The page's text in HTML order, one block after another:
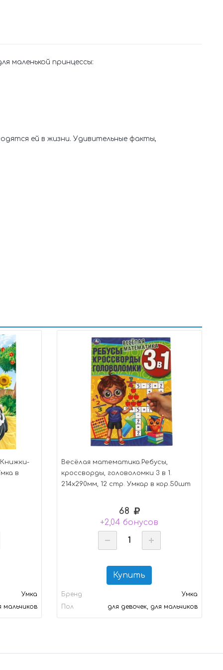
маленькой принцессы:
ей в жизни. Удивительные факты,
Книжки-
в
Умка
мальчиков
Весёлая математика.Ребусы,
кроссворды, головоломки 3 в 1.
214х290мм, 12 стр. Умкар в кор.50шт
68
+2,04 бонусов
Купить
Бренд
Умка
Пол
для девочек, для мальчиков